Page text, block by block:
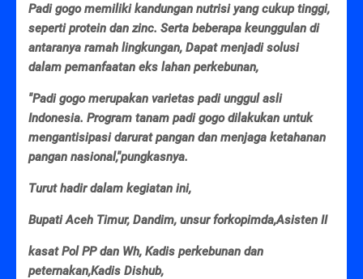
Padi gogo memiliki kandungan nutrisi yang cukup tinggi,
seperti protein dan zinc. Serta beberapa keunggulan di
antaranya ramah lingkungan, Dapat menjadi solusi
dalam pemanfaatan eks lahan perkebunan,
"Padi gogo merupakan varietas padi unggul asli
Indonesia. Program tanam padi gogo dilakukan untuk
mengantisipasi darurat pangan dan menjaga ketahanan
pangan nasional,"pungkasnya.
Turut hadir dalam kegiatan ini,
Bupati Aceh Timur, Dandim, unsur forkopimda,Asisten II
kasat Pol PP dan Wh, Kadis perkebunan dan
peternakan,Kadis Dishub,